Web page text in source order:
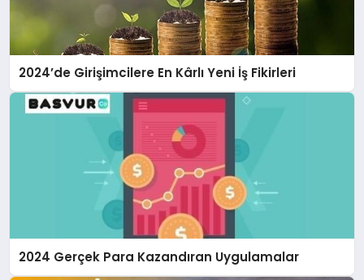
2024’de Girişimcilere En Kârlı Yeni İş Fikirleri
2024 Gerçek Para Kazandıran Uygulamalar